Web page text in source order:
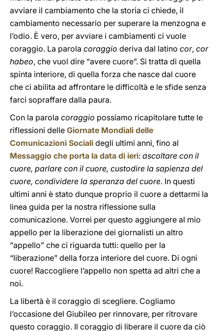
avviare il cambiamento che la storia ci chiede, il
cambiamento necessario per superare la menzogna e
l’odio. È vero, per avviare i cambiamenti ci vuole
coraggio. La parola coraggio deriva dal latino cor, cor
habeo, che vuol dire “avere cuore”. Si tratta di quella
spinta interiore, di quella forza che nasce dal cuore
che ci abilita ad affrontare le difficoltà e le sfide senza
farci sopraffare dalla paura.
Con la parola coraggio possiamo ricapitolare tutte le
riflessioni delle Giornate Mondiali delle
Comunicazioni Sociali degli ultimi anni, fino al
Messaggio che porta la data di ieri: ascoltare con il
cuore, parlare con il cuore, custodire la sapienza del
cuore, condividere la speranza del cuore. In questi
ultimi anni è stato dunque proprio il cuore a dettarmi la
linea guida per la nostra riflessione sulla
comunicazione. Vorrei per questo aggiungere al mio
appello per la liberazione dei giornalisti un altro
“appello” che ci riguarda tutti: quello per la
“liberazione” della forza interiore del cuore. Di ogni
cuore! Raccogliere l’appello non spetta ad altri che a
noi.
La libertà è il coraggio di scegliere. Cogliamo
l’occasione del Giubileo per rinnovare, per ritrovare
questo coraggio. Il coraggio di liberare il cuore da ciò